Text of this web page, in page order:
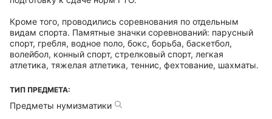
Кроме того, проводились соревнования по отдельным
видам спорта. Памятные значки соревнований: парусный
спорт, гребля, водное поло, бокс, борьба, баскетбол,
волейбол, конный спорт, стрелковый спорт, легкая
атлетика, тяжелая атлетика, теннис, фехтование, шахматы.
ТИП ПРЕДМЕТА:
Предметы нумизматики